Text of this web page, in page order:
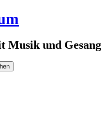
Musik und Gesang